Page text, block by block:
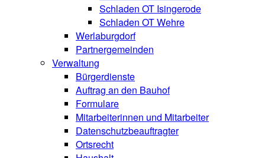
Schladen OT Isingerode
Schladen OT Wehre
Werlaburgdorf
Partnergemeinden
Verwaltung
Bürgerdienste
Auftrag an den Bauhof
Formulare
Mitarbeiterinnen und Mitarbeiter
Datenschutzbeauftragter
Ortsrecht